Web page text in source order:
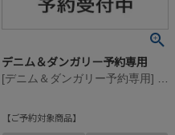
デニム＆ダンガリー予約専用
ご予約対象商品